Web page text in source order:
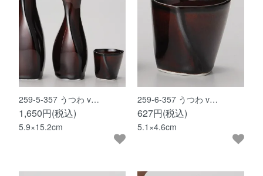
259-5-357 うつわ v…
1,650円(税込)
5.9×15.2cm
259-6-357 うつわ v…
627円(税込)
5.1×4.6cm